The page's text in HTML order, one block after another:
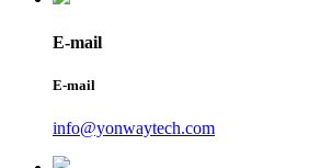
E-mail
E-mail
info@yonwaytech.com